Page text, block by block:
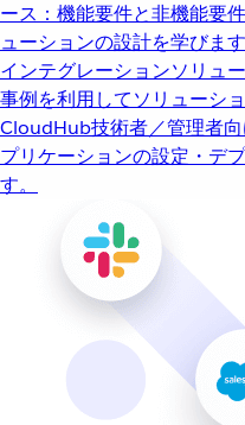
ース：機能要件と非機能要
ューションの設計を学びます
インテグレーションソリュ
事例を利用してソリューシ
CloudHub技術者／管理者
プリケーションの設定・デ
す。